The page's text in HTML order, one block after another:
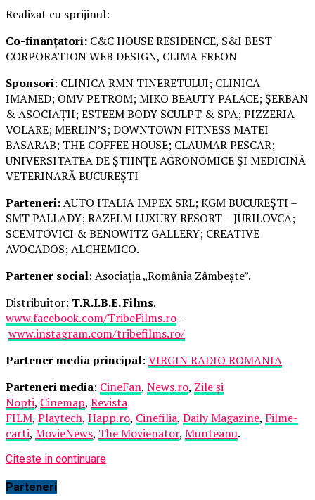
Realizat cu sprijinul:
Co-finanțatori: C&C HOUSE RESIDENCE, S&I BEST
CORPORATION WEB DESIGN, CLIMA FREON
Sponsori: CLINICA RMN TINERETULUI; CLINICA
IMAMED; OMV PETROM; MIKO BEAUTY PALACE; ȘERBAN
& ASOCIAȚII; ESTEEM BODY SCULPT & SPA; PIZZERIA
VOLARE; MERLIN’S; DOWNTOWN FITNESS MATEI
BASARAB; THE COFFEE HOUSE; CLAUMAR PESCAR;
UNIVERSITATEA DE ȘTIINȚE AGRONOMICE ȘI MEDICINĂ
VETERINARĂ BUCUREȘTI
Parteneri: AUTO ITALIA IMPEX SRL; KGM BUCUREȘTI –
SMT PALLADY; RAZELM LUXURY RESORT – JURILOVCA;
SCEMTOVICI & BENOWITZ GALLERY; CREATIVE
AVOCADOS; ALCHEMICO.
Partener social: Asociația „România Zâmbește”.
Distribuitor: T.R.I.B.E. Films.
www.facebook.com/TribeFilms.ro–
www.instagram.com/tribefilms.ro/
Partener media principal: VIRGIN RADIO ROMANIA
Parteneri media: CineFan, News.ro, Zile și
Nopți, Cinemap, Revista
FILM, Playtech, Happ.ro, Cinefilia, Daily Magazine, Filme-
carti, MovieNews, The Movienator, Munteanu.
Citeste in continuare
Parteneri